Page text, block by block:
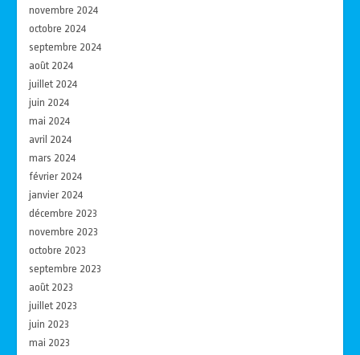
novembre 2024
octobre 2024
septembre 2024
août 2024
juillet 2024
juin 2024
mai 2024
avril 2024
mars 2024
février 2024
janvier 2024
décembre 2023
novembre 2023
octobre 2023
septembre 2023
août 2023
juillet 2023
juin 2023
mai 2023